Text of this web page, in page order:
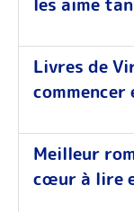
Livres de
Meilleur
cœur à lire